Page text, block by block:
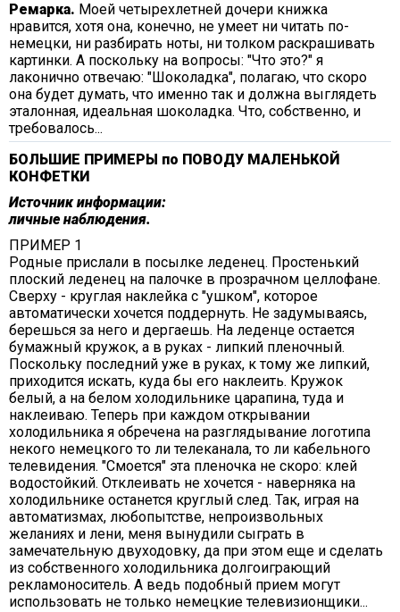
Ремарка. Моей четырехлетней дочери книжка
нравится, хотя она, конечно, не умеет ни читать по-
немецки, ни разбирать ноты, ни толком раскрашивать
картинки. А поскольку на вопросы: "Что это?" я
лаконично отвечаю: "Шоколадка", полагаю, что скоро
она будет думать, что именно так и должна выглядеть
эталонная, идеальная шоколадка. Что, собственно, и
требовалось...
БОЛЬШИЕ ПРИМЕРЫ по ПОВОДУ МАЛЕНЬКОЙ
КОНФЕТКИ
Источник информации:
личные наблюдения.
ПРИМЕР 1
Родные прислали в посылке леденец. Простенький
плоский леденец на палочке в прозрачном целлофане.
Сверху - круглая наклейка с "ушком", которое
автоматически хочется поддернуть. Не задумываясь,
берешься за него и дергаешь. На леденце остается
бумажный кружок, а в руках - липкий пленочный.
Поскольку последний уже в руках, к тому же липкий,
приходится искать, куда бы его наклеить. Кружок
белый, а на белом холодильнике царапина, туда и
наклеиваю. Теперь при каждом открывании
холодильника я обречена на разглядывание логотипа
некого немецкого то ли телеканала, то ли кабельного
телевидения. "Смоется" эта пленочка не скоро: клей
водостойкий. Отклеивать не хочется - наверняка на
холодильнике останется круглый след. Так, играя на
автоматизмах, любопытстве, непроизвольных
желаниях и лени, меня вынудили сыграть в
замечательную двуходовку, да при этом еще и сделать
из собственного холодильника долгоиграющий
рекламоноситель. А ведь подобный прием могут
использовать не только немецкие телевизионщики...